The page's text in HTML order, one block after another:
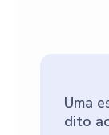
Uma
dito